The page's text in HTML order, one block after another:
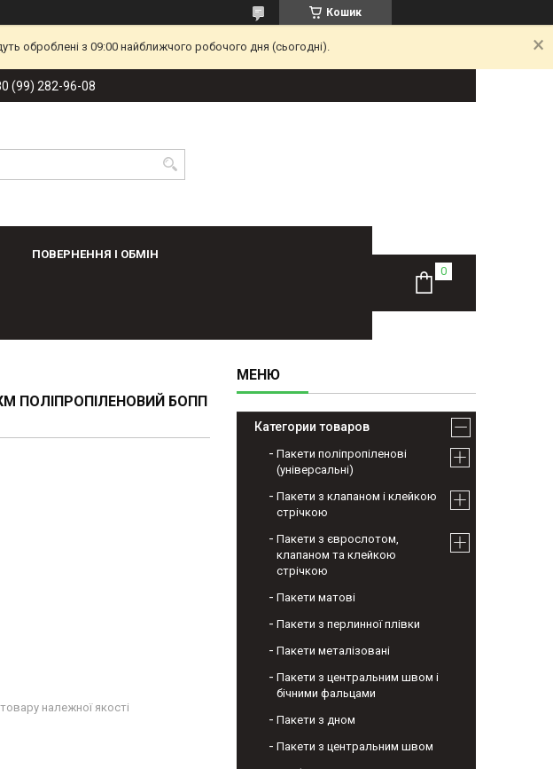
Кошик
оброблені з 09:00 найближчого робочого дня (сьогодні).
(99) 282-96-08
ПОВЕРНЕННЯ І ОБМІН
ПОЛІПРОПІЛЕНОВИЙ БОПП
належної якості
Категории товаров
Пакети поліпропіленові
(універсальні)
Пакети з клапаном і клейкою
стрічкою
Пакети з єврослотом,
клапаном та клейкою
стрічкою
Пакети матові
Пакети з перлинної плівки
Пакети металізовані
Пакети з центральним швом і
бічними фальцами
Пакети з дном
Пакети з центральним швом